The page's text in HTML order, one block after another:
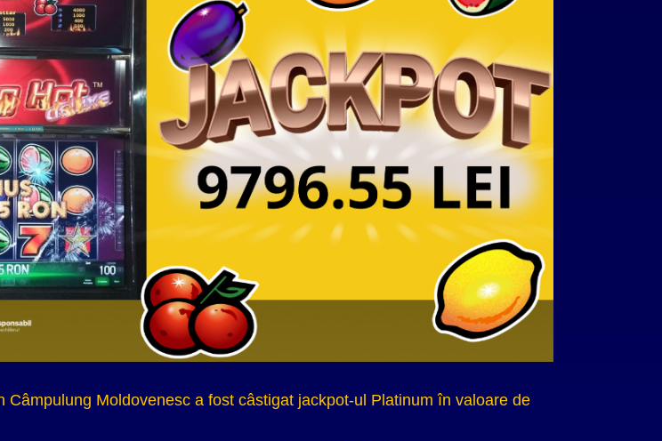
Moldovenesc a fost câstigat jackpot-ul Platinum în valoare de